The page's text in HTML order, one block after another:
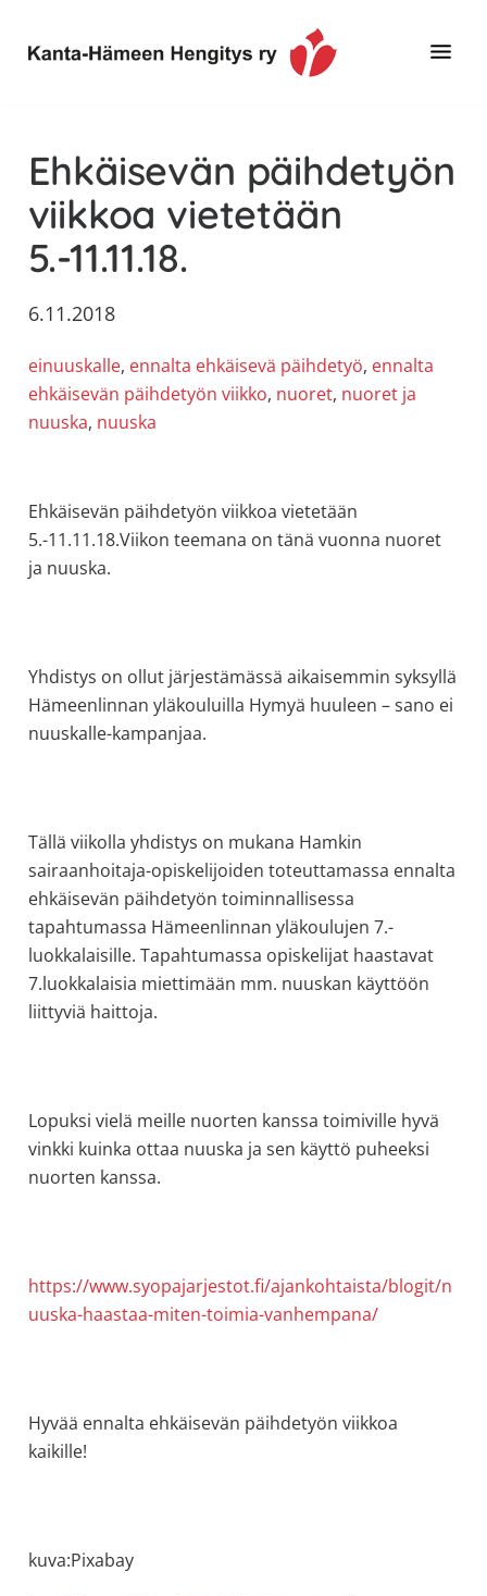
pääsisältöön
ensisijaiseen
alatunnisteeseen
Hämeen
Hengitys
ry
tietoa,
erityisesti
jos
sinua
astma,
muut
keuhkosairaudet,
huono
allergiat.
K-
H
Ehkäisevän päihdetyön
viikkoa vietetään
5.-11.11.18.
6.11.2018
einuuskalle, ennalta ehkäisevä päihdetyö, ennalta
ehkäisevän päihdetyön viikko, nuoret, nuoret ja
nuuska, nuuska
Ehkäisevän päihdetyön viikkoa vietetään
5.-11.11.18.Viikon teemana on tänä vuonna nuoret
ja nuuska.
Yhdistys on ollut järjestämässä aikaisemmin syksyllä
Hämeenlinnan yläkouluilla Hymyä huuleen – sano ei
nuuskalle-kampanjaa.
Tällä viikolla yhdistys on mukana Hamkin
sairaanhoitaja-opiskelijoiden toteuttamassa ennalta
ehkäisevän päihdetyön toiminnallisessa
tapahtumassa Hämeenlinnan yläkoulujen 7.-
luokkalaisille. Tapahtumassa opiskelijat haastavat
7.luokkalaisia miettimään mm. nuuskan käyttöön
liittyviä haittoja.
Lopuksi vielä meille nuorten kanssa toimiville hyvä
vinkki kuinka ottaa nuuska ja sen käyttö puheeksi
nuorten kanssa.
https://www.syopajarjestot.fi/ajankohtaista/blogit/n
uuska-haastaa-miten-toimia-vanhempana/
Hyvää ennalta ehkäisevän päihdetyön viikkoa
kaikille!
kuva:Pixabay